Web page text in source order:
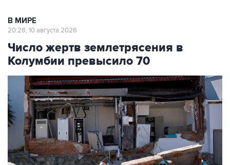
В МИРЕ
20:28, 10 августа 2026
Число жертв землетрясения в
Колумбии превысило 70